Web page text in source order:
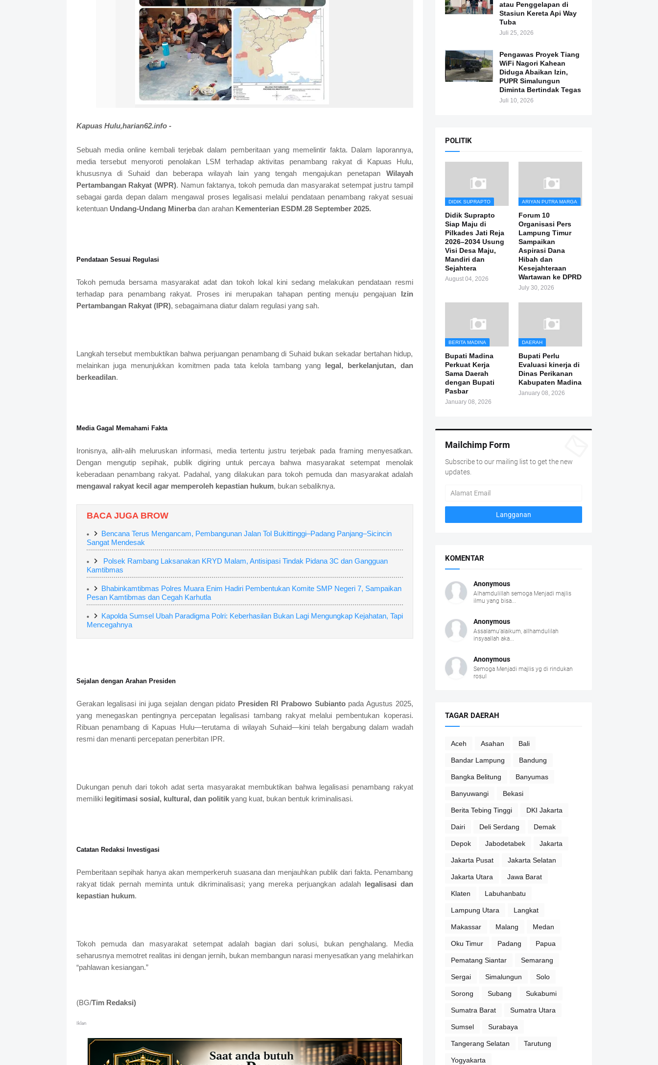
Kapuas Hulu,harian62.info -
Sebuah media online kembali terjebak dalam pemberitaan yang memelintir fakta. Dalam laporannya,
media tersebut menyoroti penolakan LSM terhadap aktivitas penambang rakyat di Kapuas Hulu,
khususnya di Suhaid dan beberapa wilayah lain yang tengah mengajukan penetapan Wilayah
Pertambangan Rakyat (WPR). Namun faktanya, tokoh pemuda dan masyarakat setempat justru tampil
sebagai garda depan dalam mengawal proses legalisasi melalui pendataan penambang rakyat sesuai
ketentuan Undang-Undang Minerbadan arahan Kementerian ESDM.28 September 2025.
Pendataan Sesuai Regulasi
Tokoh pemuda bersama masyarakat adat dan tokoh lokal kini sedang melakukan pendataan resmi
terhadap para penambang rakyat. Proses ini merupakan tahapan penting menuju pengajuan Izin
Pertambangan Rakyat (IPR), sebagaimana diatur dalam regulasi yang sah.
Langkah tersebut membuktikan bahwa perjuangan penambang di Suhaid bukan sekadar bertahan hidup,
melainkan juga menunjukkan komitmen pada tata kelola tambang yang legal, berkelanjutan, dan
berkeadilan.
Media Gagal Memahami Fakta
Ironisnya, alih-alih meluruskan informasi, media tertentu justru terjebak pada framing menyesatkan.
Dengan mengutip sepihak, publik digiring untuk percaya bahwa masyarakat setempat menolak
keberadaan penambang rakyat. Padahal, yang dilakukan para tokoh pemuda dan masyarakat adalah
mengawal rakyat kecil agar memperoleh kepastian hukum, bukan sebaliknya.
BACA JUGA BROW
Bencana Terus Mengancam, Pembangunan Jalan Tol Bukittinggi–Padang Panjang–Sicincin
Sangat Mendesak
Polsek Rambang Laksanakan KRYD Malam, Antisipasi Tindak Pidana 3C dan Gangguan
Kamtibmas
Bhabinkamtibmas Polres Muara Enim Hadiri Pembentukan Komite SMP Negeri 7, Sampaikan
Pesan Kamtibmas dan Cegah Karhutla
Kapolda Sumsel Ubah Paradigma Polri: Keberhasilan Bukan Lagi Mengungkap Kejahatan, Tapi
Mencegahnya
Sejalan dengan Arahan Presiden
Gerakan legalisasi ini juga sejalan dengan pidato Presiden RI Prabowo Subiantopada Agustus 2025,
yang menegaskan pentingnya percepatan legalisasi tambang rakyat melalui pembentukan koperasi.
Ribuan penambang di Kapuas Hulu—terutama di wilayah Suhaid—kini telah bergabung dalam wadah
resmi dan menanti percepatan penerbitan IPR.
Dukungan penuh dari tokoh adat serta masyarakat membuktikan bahwa legalisasi penambang rakyat
memiliki legitimasi sosial, kultural, dan politikyang kuat, bukan bentuk kriminalisasi.
Catatan Redaksi Investigasi
Pemberitaan sepihak hanya akan memperkeruh suasana dan menjauhkan publik dari fakta. Penambang
rakyat tidak pernah meminta untuk dikriminalisasi; yang mereka perjuangkan adalah legalisasi dan
kepastian hukum.
Tokoh pemuda dan masyarakat setempat adalah bagian dari solusi, bukan penghalang. Media
seharusnya memotret realitas ini dengan jernih, bukan membangun narasi menyesatkan yang melahirkan
“pahlawan kesiangan.”
(BG/Tim Redaksi)
Iklan
atau Penggelapan di
Stasiun Kereta Api Way
Tuba
Juli 25, 2026
Pengawas Proyek Tiang
WiFi Nagori Kahean
Diduga Abaikan Izin,
PUPR Simalungun
Diminta Bertindak Tegas
Juli 10, 2026
POLITIK
DIDIK SUPRAPTO
Didik Suprapto
Siap Maju di
Pilkades Jati Reja
2026–2034 Usung
Visi Desa Maju,
Mandiri dan
Sejahtera
August 04, 2026
ARIYAN PUTRA MARGA
Forum 10
Organisasi Pers
Lampung Timur
Sampaikan
Aspirasi Dana
Hibah dan
Kesejahteraan
Wartawan ke DPRD
July 30, 2026
BERITA MADINA
Bupati Madina
Perkuat Kerja
Sama Daerah
dengan Bupati
Pasbar
January 08, 2026
DAERAH
Bupati Perlu
Evaluasi kinerja di
Dinas Perikanan
Kabupaten Madina
January 08, 2026
Mailchimp Form
Subscribe to our mailing list to get the new
updates.
KOMENTAR
Anonymous
Alhamdulillah semoga Menjadi majlis
ilmu yang bisa...
Anonymous
Assalamu'alaikum, allhamdulilah
insyaallah aka...
Anonymous
Semoga Menjadi majlis yg di rindukan
rosul
TAGAR DAERAH
Aceh Asahan Bali
Bandar Lampung Bandung
Bangka Belitung Banyumas
Banyuwangi Bekasi
Berita Tebing Tinggi DKI Jakarta
Dairi Deli Serdang Demak
Depok Jabodetabek Jakarta
Jakarta Pusat Jakarta Selatan
Jakarta Utara Jawa Barat
Klaten Labuhanbatu
Lampung Utara Langkat
Makassar Malang Medan
Oku Timur Padang Papua
Pematang Siantar Semarang
Sergai Simalungun Solo
Sorong Subang Sukabumi
Sumatra Barat Sumatra Utara
Sumsel Surabaya
Tangerang Selatan Tarutung
Yogyakarta